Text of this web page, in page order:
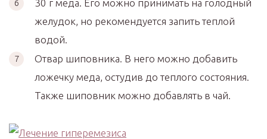
30 г меда. Его можно принимать на голодный
желудок, но рекомендуется запить теплой
водой.
Отвар шиповника. В него можно добавить
ложечку меда, остудив до теплого состояния.
Также шиповник можно добавлять в чай.